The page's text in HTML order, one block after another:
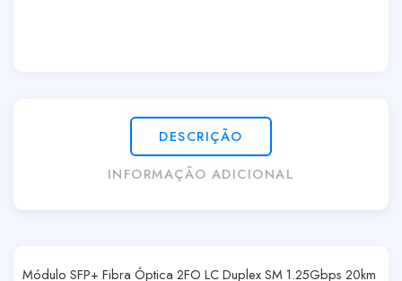
DESCRIÇÃO
INFORMAÇÃO ADICIONAL
Módulo SFP+ Fibra Óptica 2FO LC Duplex SM 1.25Gbps 20km